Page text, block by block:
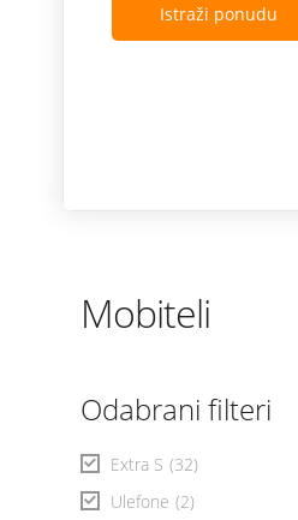
Istraži ponudu
Mobiteli
Odabrani filteri
Extra S (32)
Ulefone (2)